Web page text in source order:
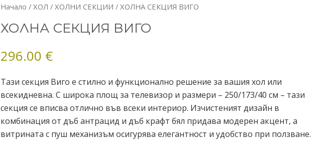
Начало /ХОЛ /ХОЛНИ СЕКЦИИ / ХОЛНА СЕКЦИЯ ВИГО
ХОЛНА СЕКЦИЯ ВИГО
296.00 €
Тази секция Виго е стилно и функционално решение за вашия хол или
всекидневна. С широка площ за телевизор и размери – 250/173/40 см – тази
секция се вписва отлично във всеки интериор. Изчистеният дизайн в
комбинация от дъб антрацид и дъб крафт бял придава модерен акцент, а
витрината с пуш механизъм осигурява елегантност и удобство при ползване.
количество
ХОЛНА
ВИГО